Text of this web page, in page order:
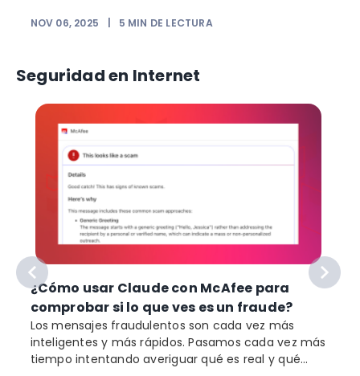
NOV 06, 2025 5 MIN DE LECTURA
Seguridad en Internet
¿Cómo usar Claude con McAfee para
comprobar si lo que ves es un fraude?
Los mensajes fraudulentos son cada vez más
inteligentes y más rápidos. Pasamos cada vez más
tiempo intentando averiguar qué es real y qué...